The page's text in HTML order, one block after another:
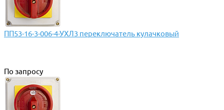
ПП53-16-3-006-4-УХЛ3 переключатель кулачковый
По запросу